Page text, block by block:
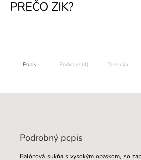
Popis Podobné (4) Diskusia
Podrobný popis
Balónová sukňa s vysokým opaskom, so